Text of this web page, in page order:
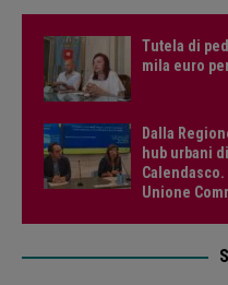
Tutela di
mila euro
Dalla
hub urbani
Unione